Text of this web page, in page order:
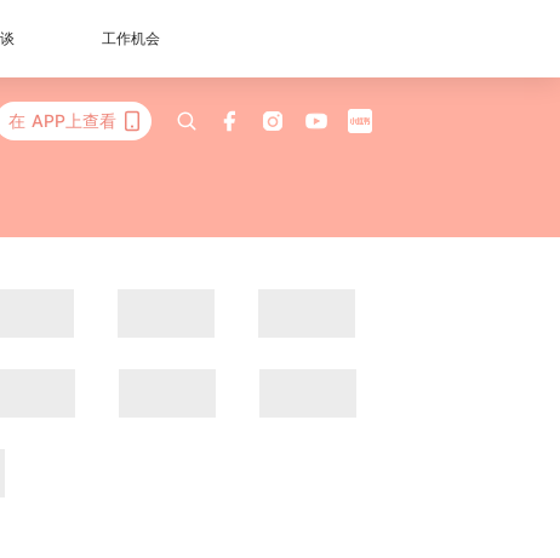
工作机会
在 APP上查看